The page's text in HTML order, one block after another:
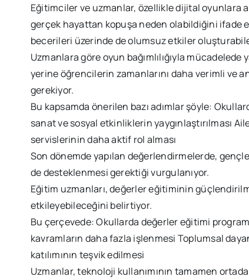
Eğitimciler ve uzmanlar, özellikle dijital oyunlara
gerçek hayattan kopuşa neden olabildiğini ifade
becerileri üzerinde de olumsuz etkiler
Uzmanlara göre oyun bağımlılığıyla
yerine öğrencilerin zamanlarını daha verimli ve
gerekiyor.
Bu kapsamda önerilen bazı adımlar şöyle:
sanat ve sosyal etkinliklerin yaygınlaştırılması
servislerinin daha aktif rol alması
Son dönemde yapılan değerlendirmelerde,
de desteklenmesi gerektiği vurgulanıyor.
Eğitim uzmanları, değerler eğitiminin
etkileyebileceğini belirtiyor.
Bu çerçevede: Okullarda değerler eğitimi
kavramların daha fazla işlenmesi Toplumsal
katılımının teşvik edilmesi
Uzmanlar, teknoloji kullanımının tamamen